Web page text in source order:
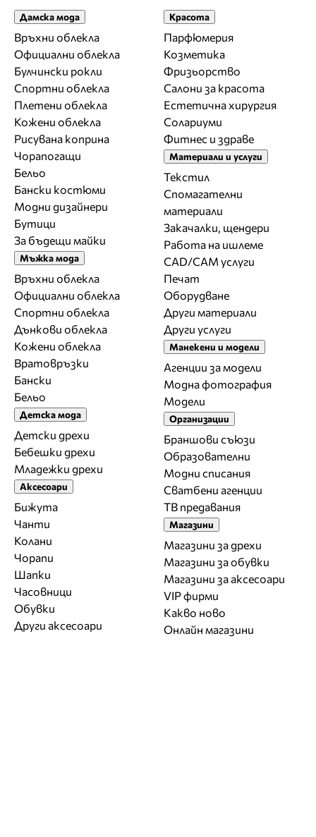
Дамска мода
Връхни облекла
Официални облекла
Булчински рокли
Спортни облекла
Плетени облекла
Кожени облекла
Рисувана коприна
Чорапогащи
Бельо
Бански костюми
Модни дизайнери
Бутици
За бъдещи майки
Мъжка мода
Връхни облекла
Официални облекла
Спортни облекла
Дънкови облекла
Кожени облекла
Вратовръзки
Бански
Бельо
Детска мода
Детски дрехи
Бебешки дрехи
Младежки дрехи
Аксесоари
Бижута
Чанти
Колани
Чорапи
Шапки
Часовници
Обувки
Други аксесоари
Красота
Парфюмерия
Козметика
Фризьорство
Салони за красота
Естетична хирургия
Солариуми
Фитнес и здраве
Материали и услуги
Текстил
Спомагателни
материали
Закачалки, щендери
Работа на ишлеме
CAD/CAM услуги
Печат
Оборудване
Други материали
Други услуги
Манекени и модели
Агенции за модели
Модна фотография
Модели
Организации
Браншови съюзи
Образователни
Модни списания
Сватбени агенции
ТВ предавания
Магазини
Магазини за дрехи
Магазини за обувки
Магазини за aксесоари
VIP фирми
Какво ново
Онлайн магазини